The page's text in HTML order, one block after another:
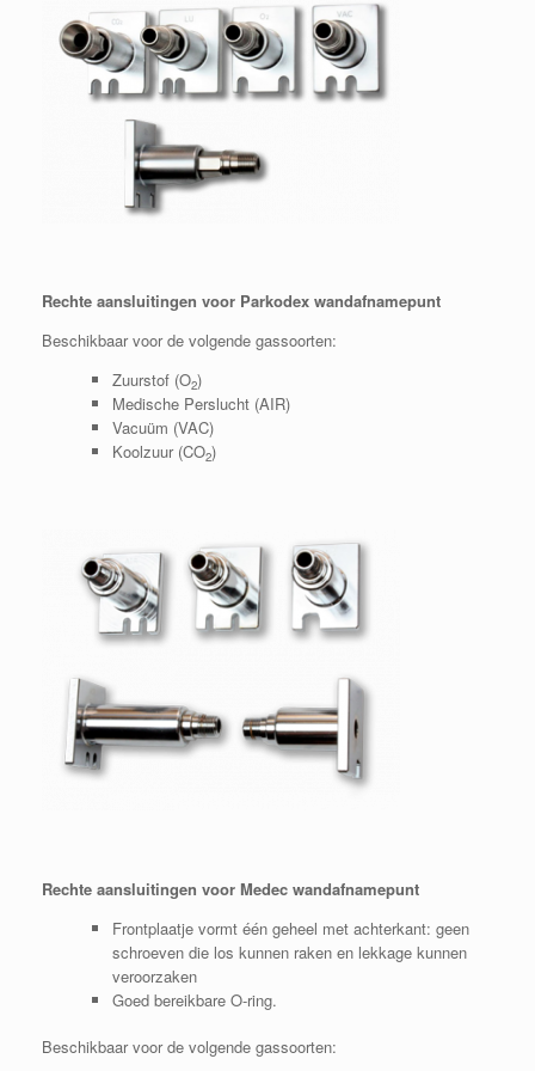
Rechte aansluitingen voor Parkodex wandafnamepunt
Beschikbaar voor de volgende gassoorten:
Zuurstof (O2)
Medische Perslucht (AIR)
Vacuüm (VAC)
Koolzuur (CO2)
Rechte aansluitingen voor Medec wandafnamepunt
Frontplaatje vormt één geheel met achterkant: geen
schroeven die los kunnen raken en lekkage kunnen
veroorzaken
Goed bereikbare O-ring.
Beschikbaar voor de volgende gassoorten: